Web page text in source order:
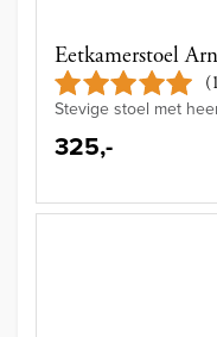
Eetkamerstoel
Stevige stoel met
325,-